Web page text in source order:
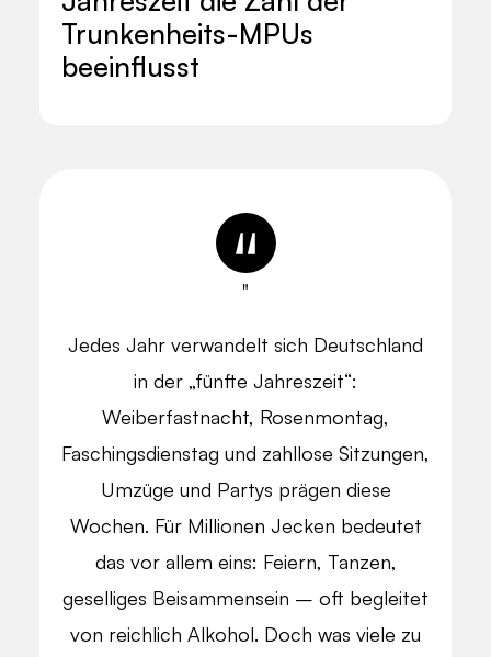
Trunkenheits-MPUs
beeinflusst
"
Jedes Jahr verwandelt sich Deutschland
in der „fünfte Jahreszeit“:
Weiberfastnacht, Rosenmontag,
Faschingsdienstag und zahllose Sitzungen,
Umzüge und Partys prägen diese
Wochen. Für Millionen Jecken bedeutet
das vor allem eins: Feiern, Tanzen,
geselliges Beisammensein – oft begleitet
von reichlich Alkohol. Doch was viele zu